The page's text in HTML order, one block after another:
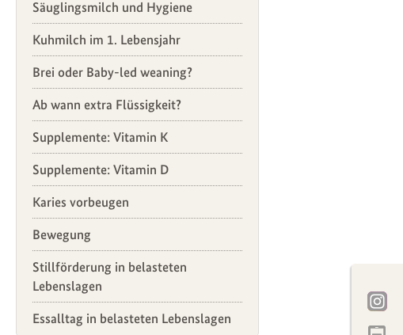
Säuglingsmilch und Hygiene
Kuhmilch im 1. Lebensjahr
Brei oder Baby-led weaning?
Ab wann extra Flüssigkeit?
Supplemente: Vitamin K
Supplemente: Vitamin D
Karies vorbeugen
Bewegung
Stillförderung in belasteten
Lebenslagen
Essalltag in belasteten Lebenslagen